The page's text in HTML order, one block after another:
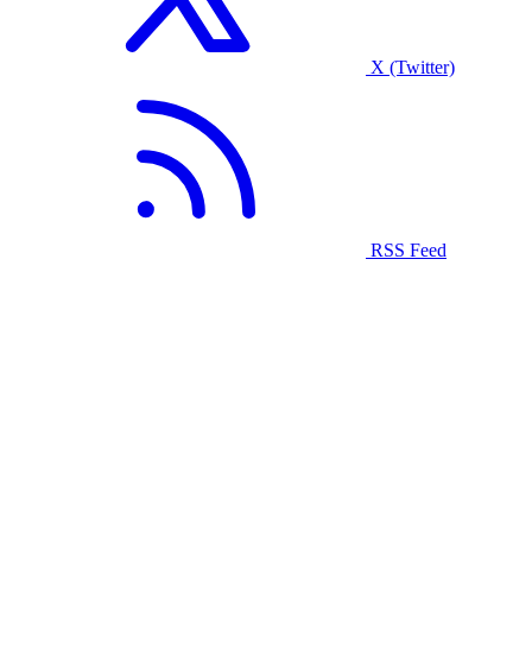
X (Twitter)
RSS Feed